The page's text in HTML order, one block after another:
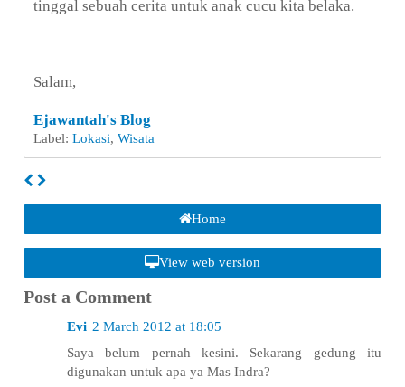
tinggal sebuah cerita untuk anak cucu kita belaka.
Salam,
Ejawantah's Blog
Label: Lokasi, Wisata
Home
View web version
Post a Comment
Evi 2 March 2012 at 18:05
Saya belum pernah kesini. Sekarang gedung itu
digunakan untuk apa ya Mas Indra?